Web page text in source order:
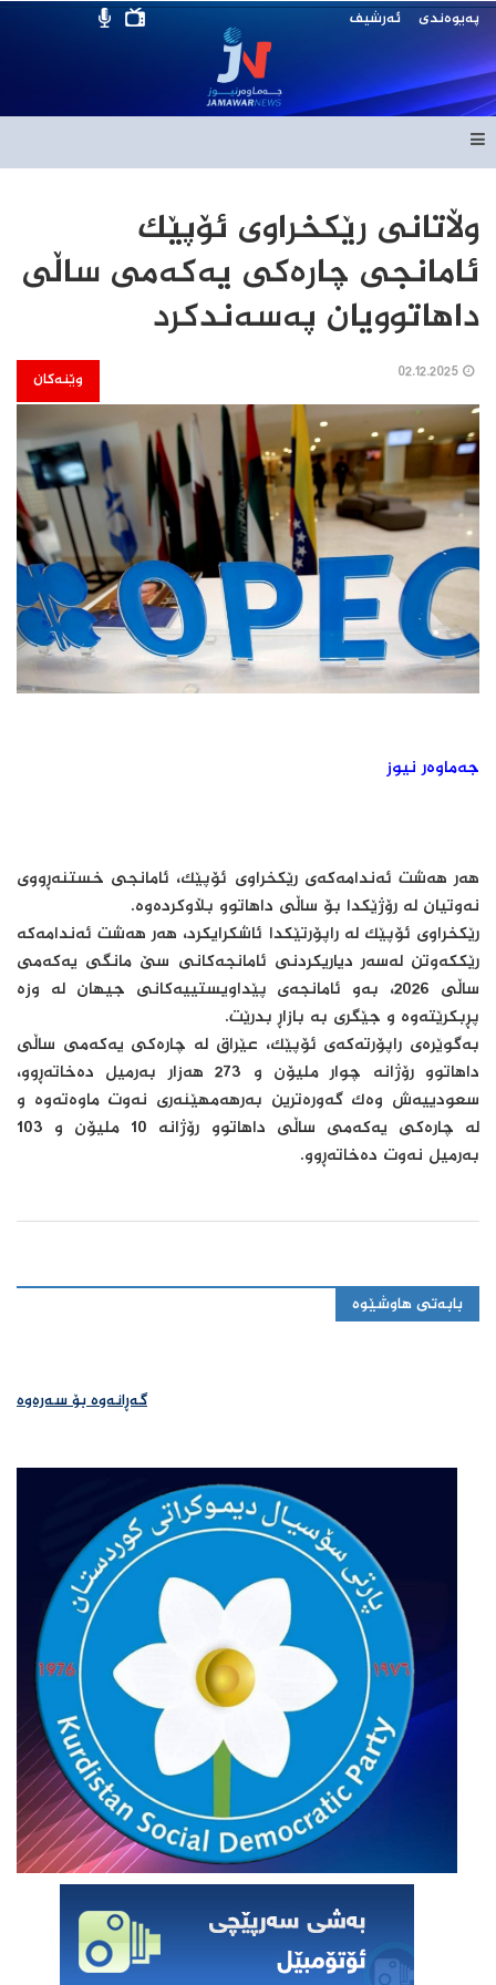
پەیوەندی ئەرشیف
وڵاتانی رێکخراوی ئۆپێک
ئامانجی چارەکی یەکەمی ساڵی
داهاتوویان پەسەندکرد
وێنەکان
جەماوەر نیوز
هەر هەشت ئەندامەکەی رێکخراوی ئۆپێک، ئامانجی خستنەڕووی
نەوتیان لە رۆژێکدا بۆ ساڵی داهاتوو بڵاوکردەوە.
رێکخراوی ئۆپێک لە راپۆرتێکدا ئاشکرایکرد، هەر هەشت ئەندامەکە
رێککەوتن لەسەر دیاریکردنی ئامانجەکانی سێ مانگی یەکەمی
ساڵی 2026، بەو ئامانجەی پێداویستییەکانی جیهان لە وزە
پڕبکرێتەوە و جێگری بە بازاڕ بدرێت.
بەگوێرەی راپۆرتەکەی ئۆپێک، عێراق لە چارەکی یەکەمی ساڵی
داهاتوو رۆژانە چوار ملیۆن و 273 هەزار بەرمیل دەخاتەڕوو،
سعودییەش وەک گەورەترین بەرهەمهێنەری نەوت ماوەتەوە و
لە چارەکی یەکەمی ساڵی داهاتوو رۆژانە 10 ملیۆن و 103
بەرمیل نەوت دەخاتەڕوو.
بابەتی هاوشێوە
گەڕانەوە بۆ سەرەوە